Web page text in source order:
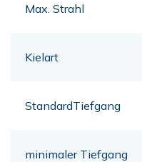
Max. Strahl
Kielart
StandardTiefgang
minimaler Tiefgang